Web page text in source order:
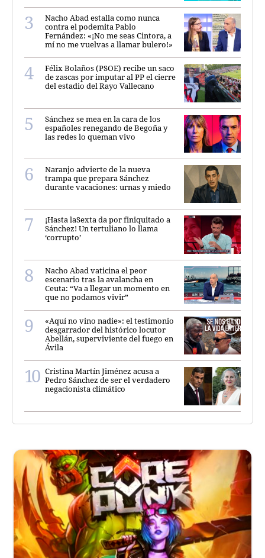
Nacho Abad estalla como nunca
contra el podemita Pablo
Fernández: «¡No me seas Cintora, a
mí no me vuelvas a llamar bulero!»
Félix Bolaños (PSOE) recibe un saco
de zascas por imputar al PP el cierre
del estadio del Rayo Vallecano
Sánchez se mea en la cara de los
españoles renegando de Begoña y
las redes lo queman vivo
Naranjo advierte de la nueva
trampa que prepara Sánchez
durante vacaciones: urnas y miedo
¡Hasta laSexta da por finiquitado a
Sánchez! Un tertuliano lo llama
‘corrupto’
Nacho Abad vaticina el peor
escenario tras la avalancha en
Ceuta: “Va a llegar un momento en
que no podamos vivir”
«Aquí no vino nadie»: el testimonio
desgarrador del histórico locutor
Abellán, superviviente del fuego en
Ávila
Cristina Martín Jiménez acusa a
Pedro Sánchez de ser el verdadero
negacionista climático